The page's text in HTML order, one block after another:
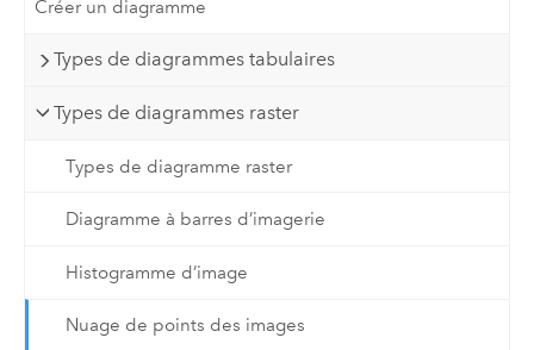
Créer un diagramme
Types de diagrammes tabulaires
Types de diagrammes raster
Types de diagramme raster
Diagramme à barres d’imagerie
Histogramme d’image
Nuage de points des images